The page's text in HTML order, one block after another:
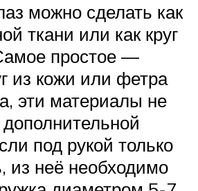
можно сделать как
ткани или как круг
простое —
из кожи или фетра
эти материалы не
под рукой только
из неё необходимо